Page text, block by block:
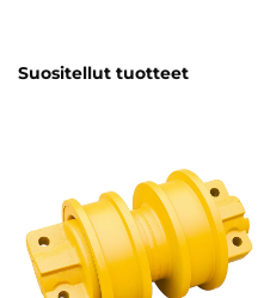
Suositellut tuotteet